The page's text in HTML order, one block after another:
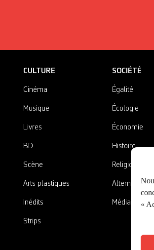
«
CULTURE
Cinéma
Musique
Livres
BD
Scène
Arts plastiques
Inédits
Strips
SOCIÉTÉ
Égalité
Écologie
Économie
Histoire
Religions
Alternatives
Médias